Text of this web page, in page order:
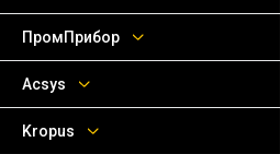
ПромПрибор
Acsys
Kropus